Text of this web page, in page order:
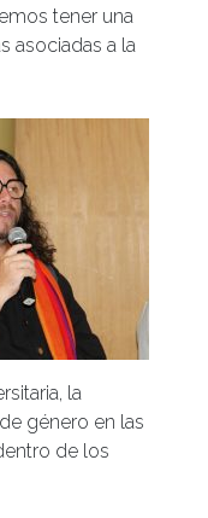
tener una
asociadas a la
la
género en las
de los